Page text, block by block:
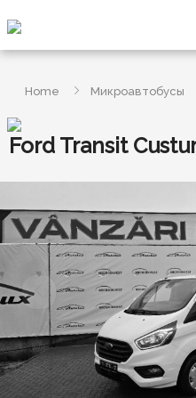
Home Микроавтобусы
Ford Transit